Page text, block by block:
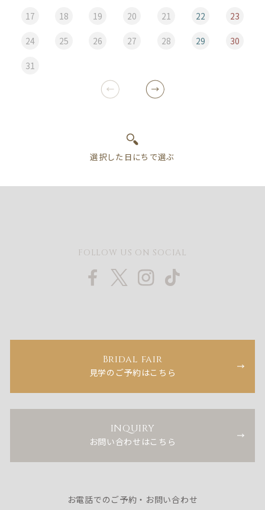
17 18 19 20 21 22 23
24 25 26 27 28 29 30
31
FOLLOW US ON SOCIAL
Bridal fair
見学のご予約はこちら
INQUIRY
お問い合わせはこちら
お電話でのご予約・お問い合わせ